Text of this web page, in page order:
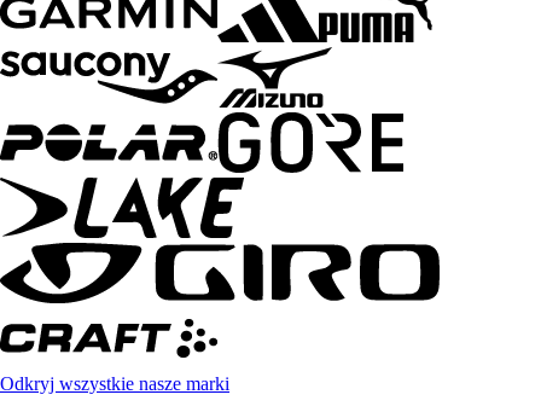
Odkryj wszystkie nasze marki